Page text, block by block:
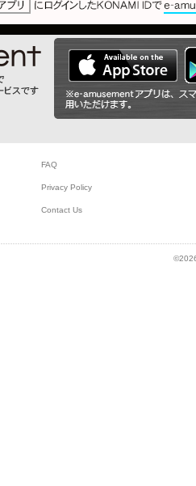
FAQ
Privacy Policy
Contact Us